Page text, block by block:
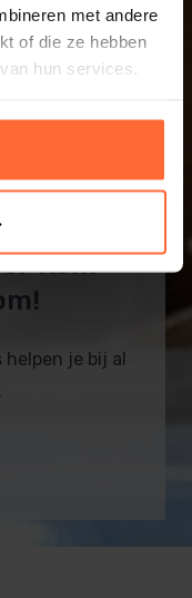
met andere
of die ze hebben
hun services.
Kom
helpen je bij al